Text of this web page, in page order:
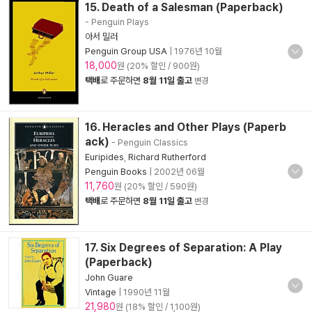
15. Death of a Salesman (Paperback)
- Penguin Plays
아서 밀러
Penguin Group USA
1976년 10월
18,000원 (20% 할인 / 900원)
택배로 주문하면 8월 11일 출고 변경
16. Heracles and Other Plays (Paperb
ack) - Penguin Classics
Euripides Richard Rutherford
Penguin Books
2002년 06월
11,760원 (20% 할인 / 590원)
택배로 주문하면 8월 11일 출고 변경
17. Six Degrees of Separation: A Play
(Paperback)
John Guare
Vintage
1990년 11월
21,980원 (18% 할인 / 1,100원)